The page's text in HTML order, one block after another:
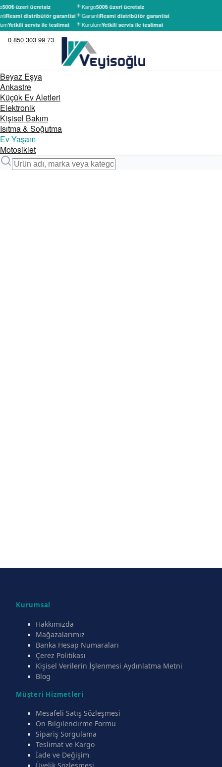
500₺ üzeri ücretsiz
Resmi distribütör garantisi
Yetkili servis ile teslimat
Kargo500₺ üzeri ücretsiz
GarantiResmi distribütör garantisi
KurulumYetkili servis ile teslimat
0 850 303 99 73
Beyaz Eşya
Ankastre
Küçük Ev Aletleri
Elektronik
Kişisel Bakım
Isıtma & Soğutma
Ev Yaşam
Motosiklet
Kurumsal
Hakkımızda
Mağazalarımız
Banka Hesap Numaraları
Çerez Politikası
Kişisel Verilerin İşlenmesi Aydınlatma Metni
Blog
Müşteri Hizmetleri
Mesafeli Satış Sözleşmesi
Ön Bilgilendirme Formu
Sipariş Sorgulama
Teslimat ve Kargo
İade ve Değişim